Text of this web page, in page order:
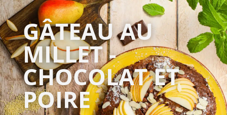
GÂTEAU AU
MILLET -
CHOCOLAT ET
POIRE